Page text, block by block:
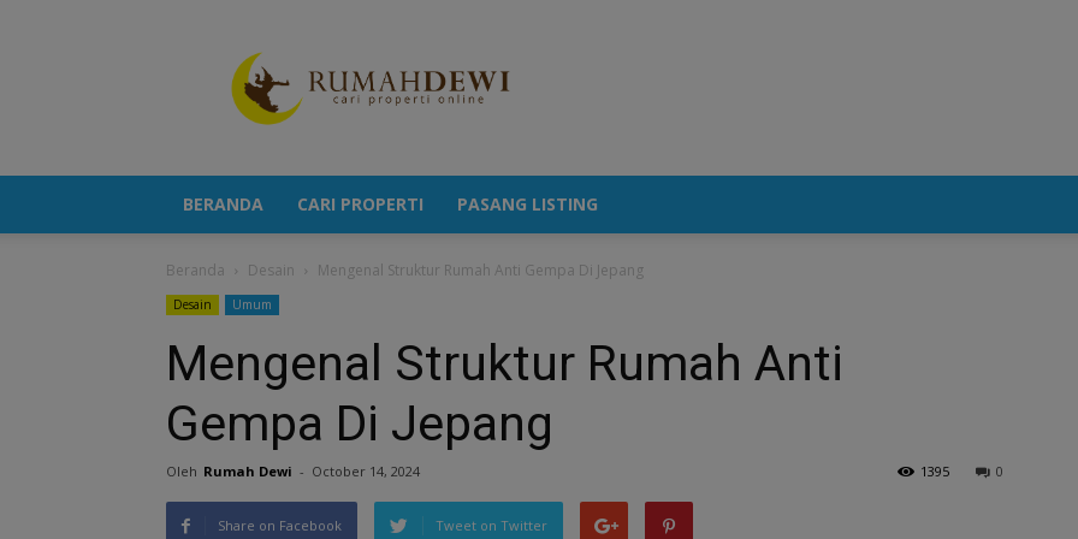
Berita
Properti
Terkini
BERANDA CARI PROPERTI PASANG LISTING
Beranda Desain Mengenal Struktur Rumah Anti Gempa Di Jepang
Desain Umum
Mengenal Struktur Rumah Anti
Gempa Di Jepang
Oleh Rumah Dewi - October 14, 2024 0
1395
Share on Facebook Tweet on Twitter